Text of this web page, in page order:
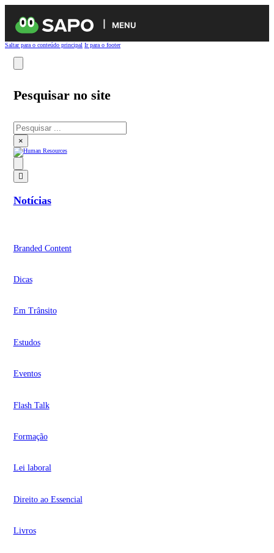
MENU
Saltar para o conteúdo principal Ir para o footer
Pesquisar no site
Pesquisar
×
Notícias
Branded Content
Dicas
Em Trânsito
Estudos
Eventos
Flash Talk
Formação
Lei laboral
Direito ao Essencial
Livros